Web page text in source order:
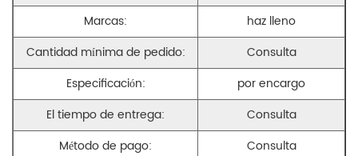
Marcas:
haz lleno
Cantidad mínima de pedido:
Consulta
Especificación:
por encargo
El tiempo de entrega:
Consulta
Método de pago:
Consulta